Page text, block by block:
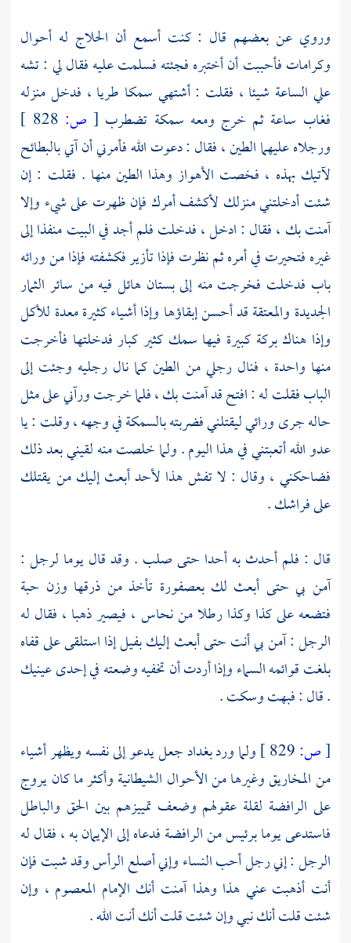
وروي عن بعضهم قال : كنت أسمع أن الحلاج له أحوال
وكرامات فأحببت أن أختبره فجئته فسلمت عليه فقال لي : تشه
علي الساعة شيئا ، فقلت : أشتهي سمكا طريا ، فدخل منزله
فغاب ساعة ثم خرج ومعه سمكة تضطرب [ ص:
ورجلاه عليهما الطين ، فقال : دعوت الله فأمرني أن آتي بالبطائح
لآتيك بهذه ، فخصت الأهواز وهذا الطين منها . فقلت : إن
شئت أدخلتني منزلك لأكشف أمرك فإن ظهرت على شيء وإلا
آمنت بك ، فقال : ادخل ، فدخلت فلم أجد في البيت منفذا إلى
غيره فتحيرت في أمره ثم نظرت فإذا تأزير فكشفته فإذا من ورائه
باب فدخلت فخرجت منه إلى بستان هائل فيه من سائر الثمار
الجديدة والمعتقة قد أحسن إبقاؤها وإذا أشياء كثيرة معدة للأكل
وإذا هناك بركة كبيرة فيها سمك كثير كبار فدخلتها فأخرجت
منها واحدة ، فنال رجلي من الطين كما نال رجليه وجئت إلى
الباب فقلت له : افتح قد آمنت بك ، فلما خرجت ورآني على مثل
حاله جرى ورائي ليقتلني فضربته بالسمكة في وجهه ، وقلت : يا
عدو الله أتعبتني في هذا اليوم . ولما خلصت منه لقيني بعد ذلك
فضاحكني ، وقال : لا تفش هذا لأحد أبعث إليك من يقتلك
على فراشك .
قال : فلم أحدث به أحدا حتى صلب . وقد قال يوما لرجل :
آمن بي حتى أبعث لك بعصفورة تأخذ من ذرقها وزن حبة
فتضعه على كذا وكذا رطلا من نحاس ، فيصير ذهبا ، فقال له
الرجل : آمن بي أنت حتى أبعث إليك بفيل إذا استلقى على قفاه
بلغت قوائمه السماء وإذا أردت أن تخفيه وضعته في إحدى عينيك
. قال : فبهت وسكت .
[ص: ولما وردبغدادجعل يدعو إلى نفسه ويظهر أشياء
من المخاريق وغيرها من الأحوال الشيطانية وأكثر ما كان يروج
على الرافضة لقلة عقولهم وضعف تمييزهم بين الحق والباطل
فاستدعى يوما برئيس منالرافضةفدعاه إلى الإيمان به ، فقال له
الرجل : إني رجل أحب النساء وإني أصلع الرأس وقد شبت فإن
أنت أذهبت عني هذا وهذا آمنت أنك الإمام المعصوم ، وإن
شئت قلت أنك نبي وإن شئت قلت أنك أنت الله .